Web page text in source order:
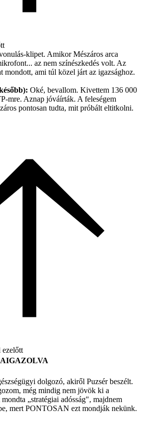
klipet. Amikor Mészáros arca
az nem színészkedés volt. Az
mondott, ami túl közel járt az igazsághoz.
Oké, bevallom. Kivettem 136 000
mre. Aznap jóváírták. A feleségem
pontosan tudta, mit próbált eltitkolni.
ezelőtt
dolgozó, akiről Puzsér beszélt.
még mindig nem jövök ki a
„stratégiai adósság", majdnem
mert PONTOSAN ezt mondják nekünk.